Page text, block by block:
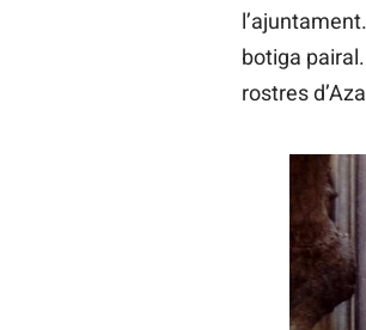
botiga
rostres